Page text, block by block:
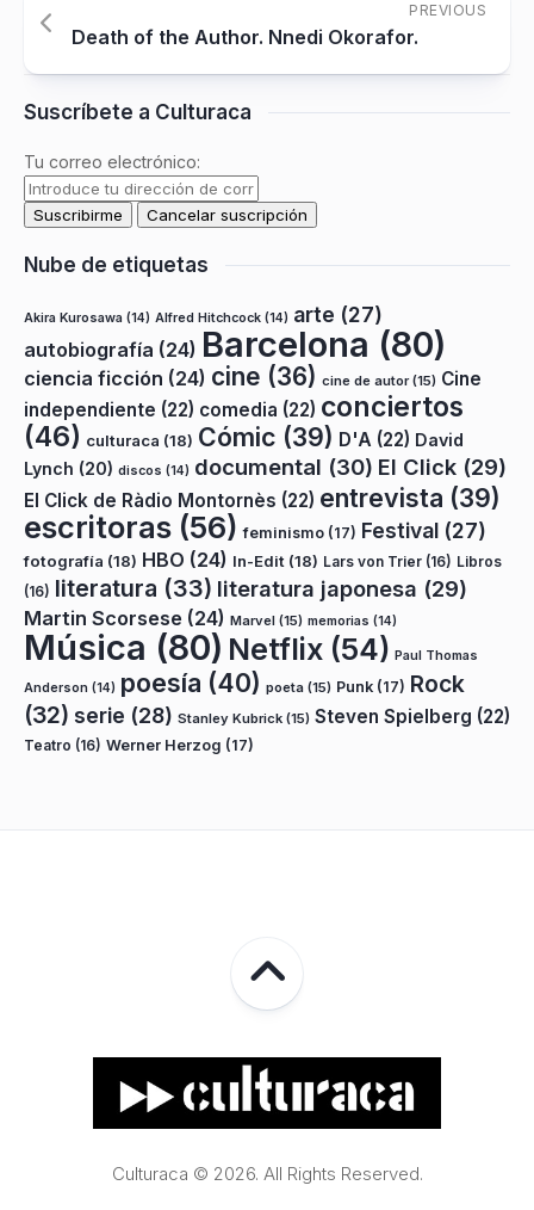
PREVIOUS
Death of the Author. Nnedi Okorafor.
Suscríbete a Culturaca
Tu correo electrónico:
Nube de etiquetas
Akira Kurosawa (14) Alfred Hitchcock (14) arte (27)
autobiografía (24) Barcelona (80)
ciencia ficción (24) cine (36) cine de autor(15) Cine
independiente (22) comedia (22) conciertos
(46) culturaca (18) Cómic (39) D'A (22) David
Lynch (20) discos (14) documental (30) El Click (29)
El Click de Ràdio Montornès (22) entrevista (39)
escritoras (56) feminismo (17) Festival (27)
fotografía (18) HBO (24) In-Edit (18) Lars von Trier (16) Libros
(16) literatura (33) literatura japonesa (29)
Martin Scorsese (24) Marvel (15) memorias (14)
Música (80) Netflix (54) Paul Thomas
Anderson (14) poesía (40) poeta (15) Punk (17) Rock
(32) serie (28) Stanley Kubrick (15) Steven Spielberg (22)
Teatro (16) Werner Herzog (17)
Culturaca © 2026. All Rights Reserved.